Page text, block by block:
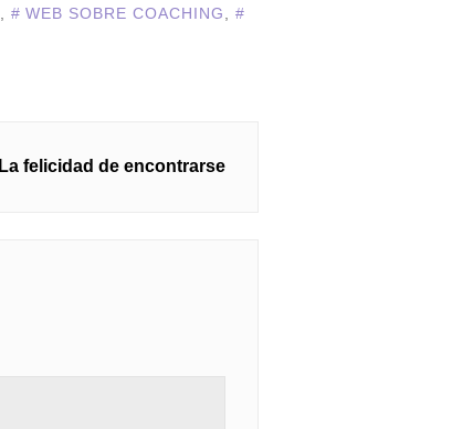
WEB SOBRE COACHING
La felicidad de encontrarse